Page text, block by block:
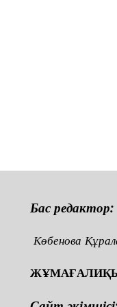
Бас редактор:
Көбенова